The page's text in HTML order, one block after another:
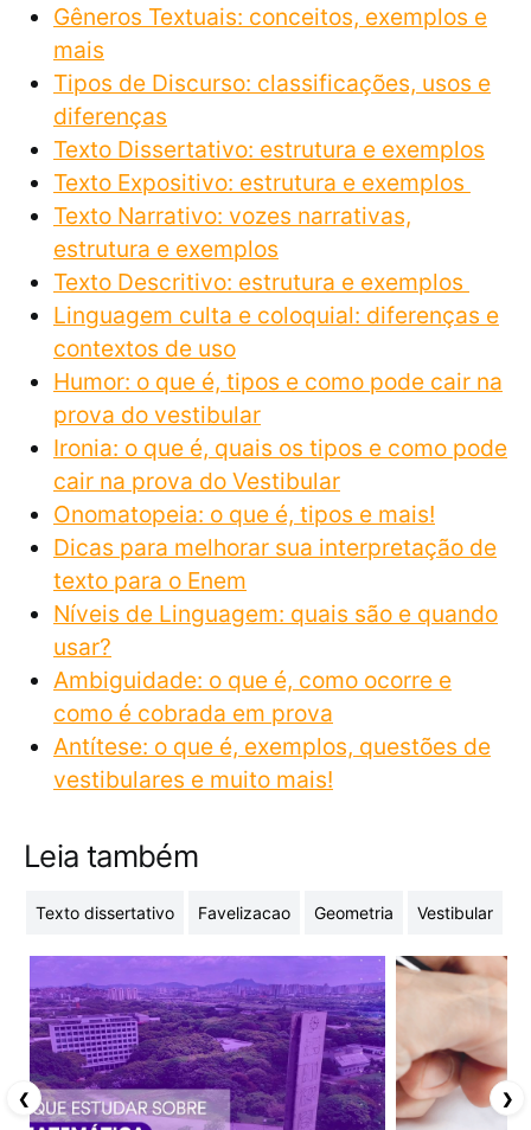
Gêneros Textuais: conceitos, exemplos e
mais
Tipos de Discurso: classificações, usos e
diferenças
Texto Dissertativo: estrutura e exemplos
Texto Expositivo: estrutura e exemplos
Texto Narrativo: vozes narrativas,
estrutura e exemplos
Texto Descritivo: estrutura e exemplos
Linguagem culta e coloquial: diferenças e
contextos de uso
Humor: o que é, tipos e como pode cair na
prova do vestibular
Ironia: o que é, quais os tipos e como pode
cair na prova do Vestibular
Onomatopeia: o que é, tipos e mais!
Dicas para melhorar sua interpretação de
texto para o Enem
Níveis de Linguagem: quais são e quando
usar?
Ambiguidade: o que é, como ocorre e
como é cobrada em prova
Antítese: o que é, exemplos, questões de
vestibulares e muito mais!
Leia também
Texto dissertativo Favelizacao Geometria Vestibular
❮ ❯